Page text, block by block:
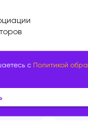
с Политикой
резидент